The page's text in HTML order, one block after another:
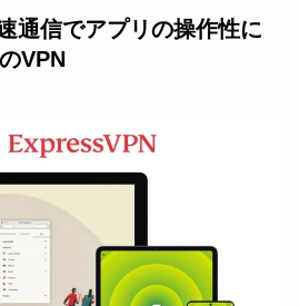
通信でアプリの操作性に
VPN